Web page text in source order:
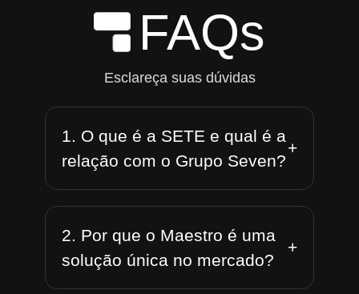
FAQs
Esclareça suas dúvidas
1. O que é a SETE e qual é a
relação com o Grupo Seven?
+
2. Por que o Maestro é uma
solução única no mercado?
+